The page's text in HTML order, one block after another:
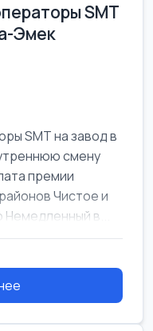
SMT
Эмек
SMT на завод в
смену
премии
Чистое и
в...